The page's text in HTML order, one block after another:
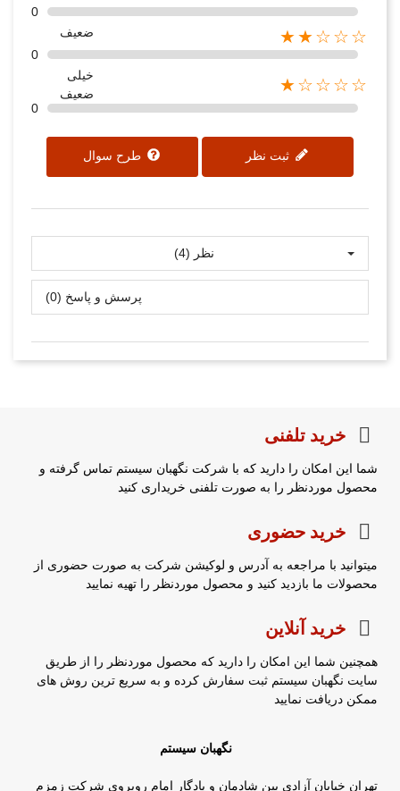
0
★★☆☆☆
ضعیف
0
★☆☆☆☆
خیلی
ضعیف
0
ثبت نظر طرح سوال
نظر (4)
پرسش و پاسخ (0)
خرید تلفنی
شما این امکان را دارید که با شرکت نگهبان سیستم تماس گرفته و
محصول موردنظر را به صورت تلفنی خریداری کنید
خرید حضوری
میتوانید با مراجعه به آدرس و لوکیشن شرکت به صورت حضوری از
محصولات ما بازدید کنید و محصول موردنظر را تهیه نمایید
خرید آنلاین
همچنین شما این امکان را دارید که محصول موردنظر را از طریق
سایت نگهبان سیستم ثبت سفارش کرده و به سریع ترین روش های
ممکن دریافت نمایید
نگهبان سیستم
تهران خیابان آزادی بین شادمان و یادگار امام روبروی شرکت زمزم